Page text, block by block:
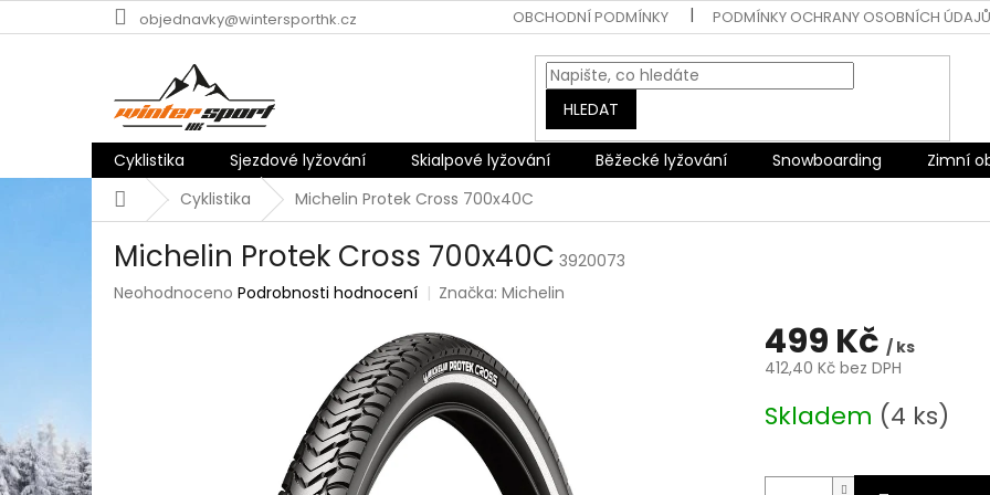
na
objednavky@wintersporthk.cz OBCHODNÍ PODMÍNKY PODMÍNKY OCHRANY OSOBNÍCH ÚDAJŮ
HLEDAT
Cyklistika Sjezdové lyžování Skialpové lyžování Běžecké lyžování Snowboarding Zimní
DomůCyklistika Michelin Protek Cross 700x40C
Michelin Protek Cross 700x40C 3920073
Průměrné
Neohodnoceno Podrobnosti hodnocení Značka:Michelin
499 Kč / ks
412,40 Kč bez DPH
cena:
Skladem (4 ks)